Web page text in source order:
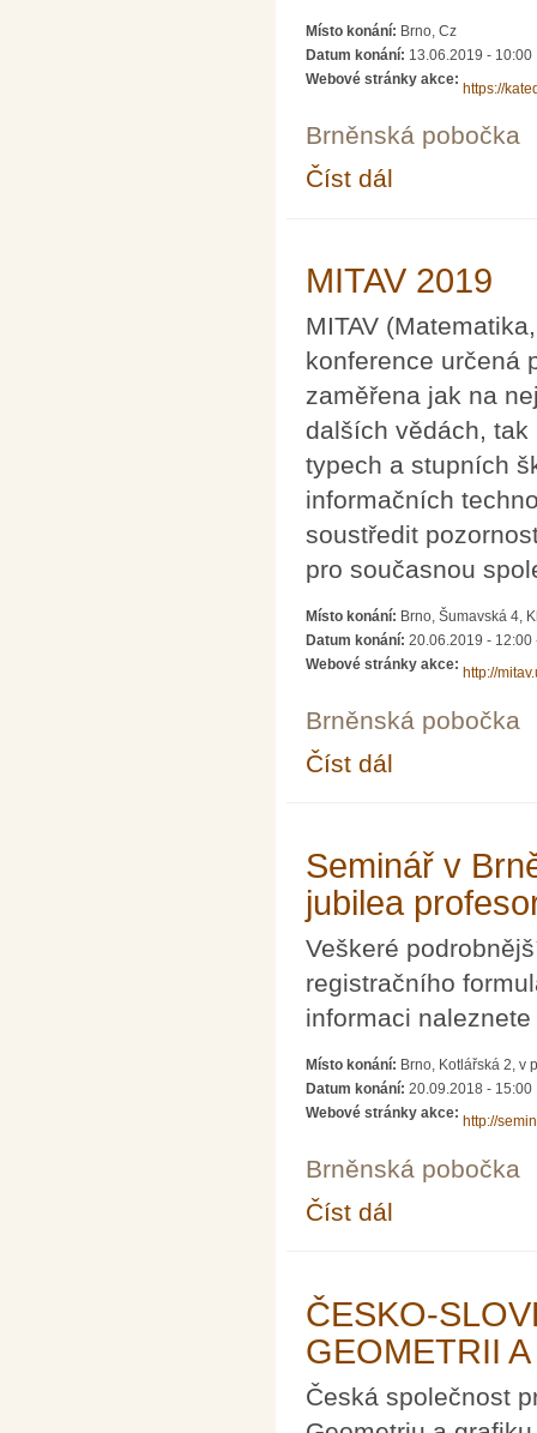
Místo konání: Brno, Cz
Datum konání: 13.06.2019 - 10:00
Webové stránky akce:
https://
Brněnská pobočka
Číst dál
MITAV 2019
MITAV
konference určená
zaměřena jak na
dalších vědách,
typech a stupních
informačních
soustředit
pro současnou
Místo konání: Brno, Šumavská 4,
Datum konání: 20.06.2019 - 12:00
Webové stránky akce:
http://
Brněnská pobočka
Číst dál
Seminář v
jubilea
Veškeré
registračního
informaci
Místo konání: Brno, Kotlářská 2, v
Datum konání: 20.09.2018 - 15:00
Webové stránky akce:
http://
Brněnská pobočka
Číst dál
ČESKO-
GEOMETRII
Česká společnost